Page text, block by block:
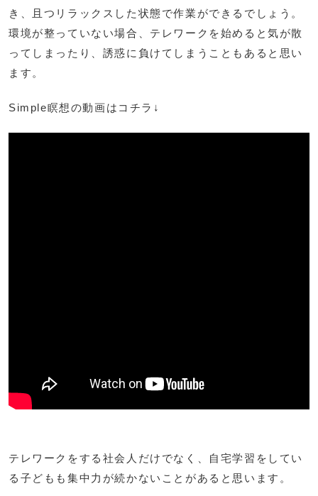
き、且つリラックスした状態で作業ができるでしょう。
環境が整っていない場合、テレワークを始めると気が散
ってしまったり、誘惑に負けてしまうこともあると思い
ます。
Simple瞑想の動画はコチラ↓
テレワークをする社会人だけでなく、自宅学習をしてい
る子どもも集中力が続かないことがあると思います。